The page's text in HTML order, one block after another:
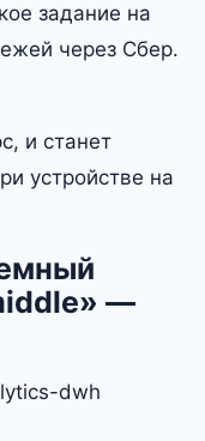
задание на
через Сбер.
и станет
устройстве на
—
dwh